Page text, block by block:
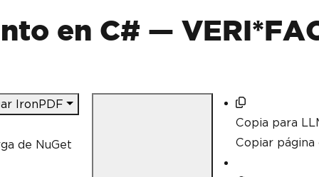
en C# —
IronPDF
de NuGet
Copia para
Copiar